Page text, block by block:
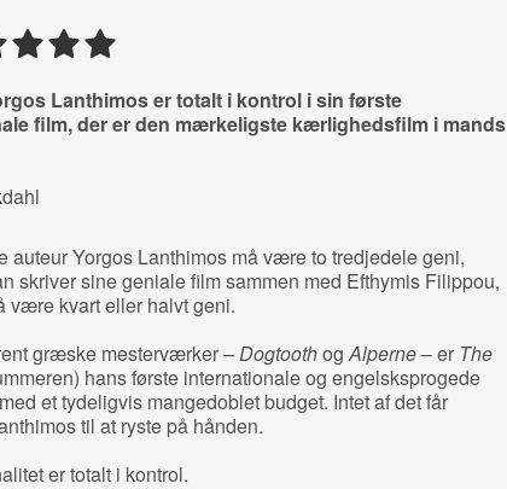
Lanthimos er totalt i kontrol i sin første
film, der er den mærkeligste kærlighedsfilm i mands
auteur Yorgos Lanthimos må være to tredjedele geni,
skriver sine geniale film sammen med Efthymis Filippou,
være kvart eller halvt geni.
græske mesterværker –DogtoothogAlperne– er The
hans første internationale og engelsksprogede
et tydeligvis mangedoblet budget. Intet af det får
til at ryste på hånden.
er totalt i kontrol.